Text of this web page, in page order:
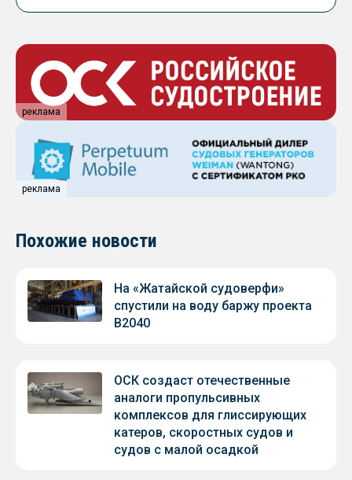
реклама
реклама
Похожие новости
На «Жатайской судоверфи»
спустили на воду баржу проекта
В2040
ОСК создаст отечественные
аналоги пропульсивных
комплексов для глиссирующих
катеров, скоростных судов и
судов с малой осадкой